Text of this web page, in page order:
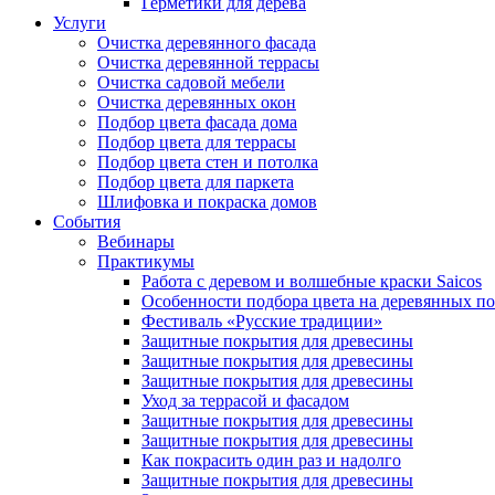
Услуги
Очистка деревянного фасада
Очистка деревянной террасы
Очистка садовой мебели
Очистка деревянных окон
Подбор цвета фасада дома
Подбор цвета для террасы
Подбор цвета стен и потолка
Подбор цвета для паркета
Шлифовка и покраска домов
События
Вебинары
Практикумы
Работа с деревом и волшебные краски Saicos
Особенности подбора цвета на деревянных
Фестиваль «Русские традиции»
Защитные покрытия для древесины
Защитные покрытия для древесины
Защитные покрытия для древесины
Уход за террасой и фасадом
Защитные покрытия для древесины
Защитные покрытия для древесины
Как покрасить один раз и надолго
Защитные покрытия для древесины